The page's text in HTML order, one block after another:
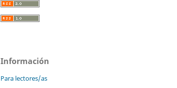
Información
Para lectores/as